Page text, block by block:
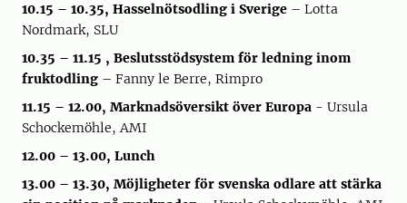
10.15 – 10.35, Hasselnötsodling i Sverige – Lotta
Nordmark, SLU
10.35 – 11.15 , Beslutsstödsystem för ledning inom
fruktodling – Fanny le Berre, Rimpro
11.15 – 12.00, Marknadsöversikt över Europa - Ursula
Schockemöhle, AMI
12.00 – 13.00, Lunch
13.00 – 13.30, Möjligheter för svenska odlare att stärka